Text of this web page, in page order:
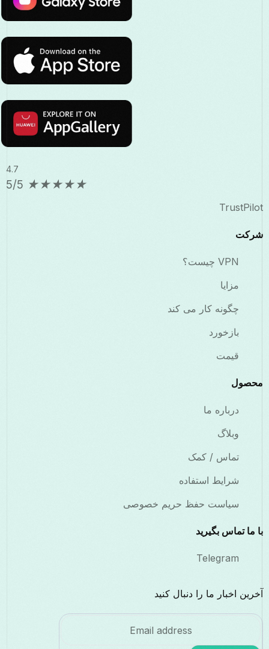
4.7
★
★
★
★
★
5/5
TrustPilot
شرکت
VPN چیست؟
مزایا
چگونه کار می کند
بازخورد
قیمت
محصول
درباره ما
وبلاگ
تماس / کمک
شرایط استفاده
سیاست حفظ حریم خصوصی
با ما تماس بگیرید
Telegram
آخرین اخبار ما را دنبال کنید